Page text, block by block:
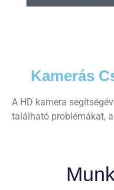
Kamerás
A HD kamera
található problémákat,